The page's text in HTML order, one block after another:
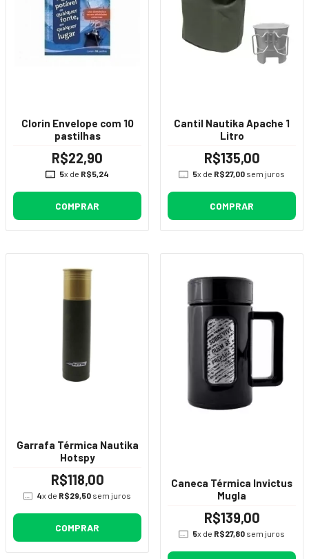
Clorin Envelope com 10
pastilhas
R$22,90
5x de R$5,24
COMPRAR
Cantil Nautika Apache 1
Litro
R$135,00
5x de R$27,00sem juros
COMPRAR
Garrafa Térmica Nautika
Hotspy
R$118,00
4x de R$29,50 sem juros
COMPRAR
Caneca Térmica Invictus
Mugla
R$139,00
5x de R$27,80sem juros